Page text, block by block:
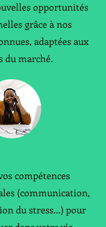
opportunités
grâce à nos
adaptées aux
du marché.
compétences
(communication,
du stress...) pour